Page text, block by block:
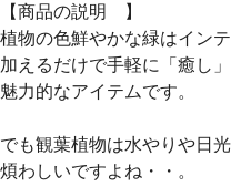
【商品の説明 】
植物の色鮮やかな緑はイン
加えるだけで手軽に「癒し
魅力的なアイテムです。
でも観葉植物は水やりや日
煩わしいですよね・・。